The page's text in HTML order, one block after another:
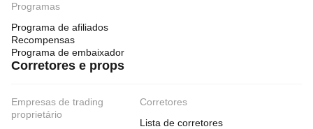
Programas
Programa de afiliados
Recompensas
Programa de embaixador
Corretores e props
Empresas de trading
proprietário
Corretores
Lista de corretores